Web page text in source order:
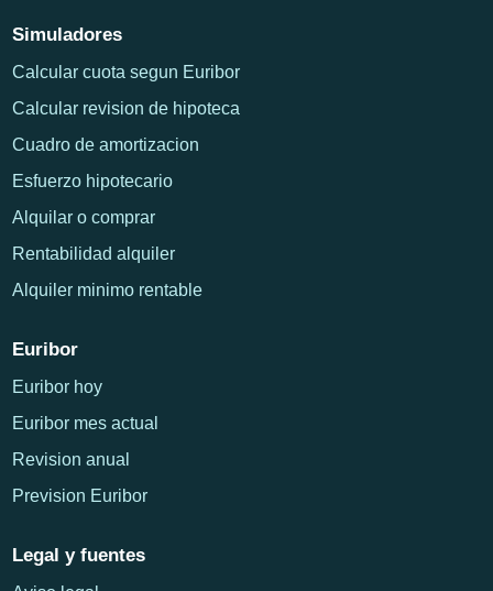
Simuladores
Calcular cuota segun Euribor
Calcular revision de hipoteca
Cuadro de amortizacion
Esfuerzo hipotecario
Alquilar o comprar
Rentabilidad alquiler
Alquiler minimo rentable
Euribor
Euribor hoy
Euribor mes actual
Revision anual
Prevision Euribor
Legal y fuentes